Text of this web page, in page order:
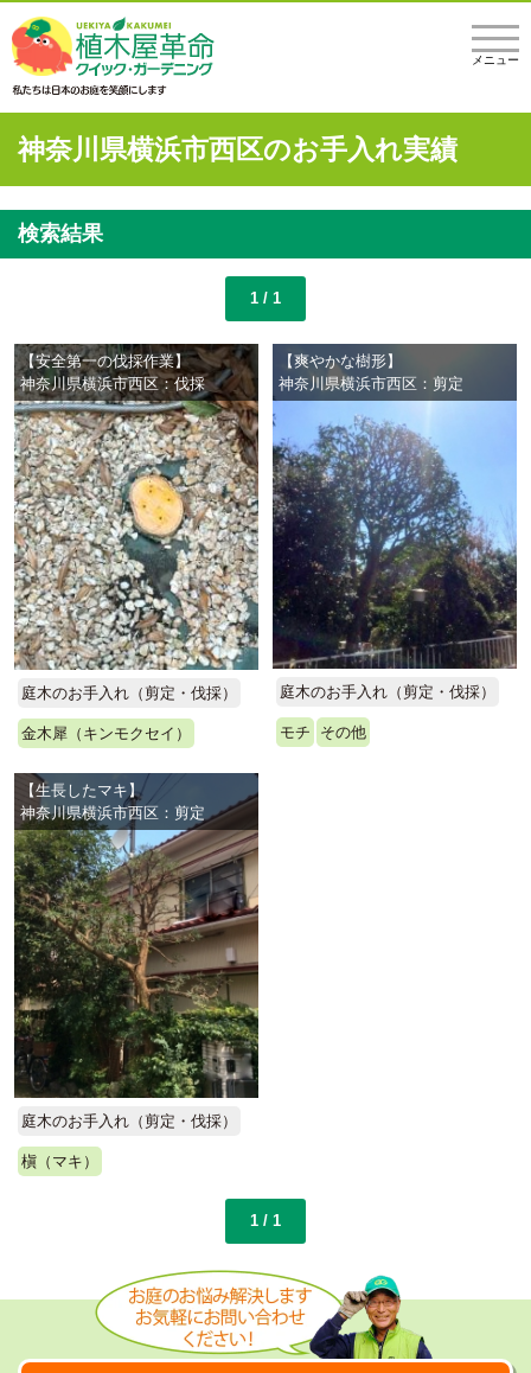
メニュー
神奈川県横浜市西区のお手入れ実績
検索結果
1 / 1
【安全第一の伐採作業】
神奈川県横浜市西区：伐採
庭木のお手入れ（剪定・伐採）
金木犀（キンモクセイ）
【爽やかな樹形】
神奈川県横浜市西区：剪定
庭木のお手入れ（剪定・伐採）
モチ その他
【生長したマキ】
神奈川県横浜市西区：剪定
庭木のお手入れ（剪定・伐採）
槇（マキ）
1 / 1